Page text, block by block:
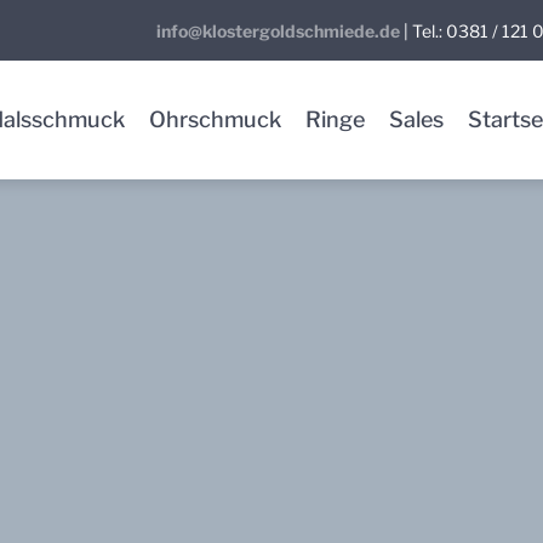
info@klostergoldschmiede.de | Tel.: 0381 / 121
Ohrschmuck Ringe Sales